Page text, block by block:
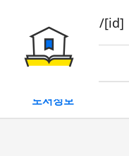
book/rent/[id]
대여
도서정보